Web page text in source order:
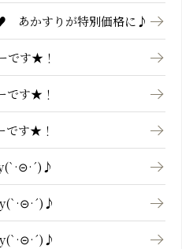
あかすりが特別価格に♪
です★！
です★！
です★！